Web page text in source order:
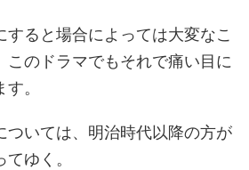
すると場合によっては大変なこ
このドラマでもそれで痛い目に
。
ついては、明治時代以降の方が
ゆく。